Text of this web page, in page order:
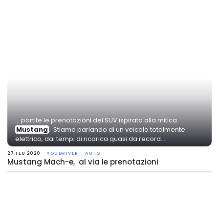
... partite le prenotazioni del SUV ispirato alla mitica
Mustang . Stiamo parlando di un veicolo totalmente
elettrico, dai tempi di ricarica quasi da record....
27 FEB 2020 - YOUDRIVER - AUTO
Mustang Mach-e, al via le prenotazioni